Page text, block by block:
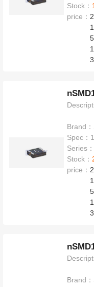
Stock：
price：
Brand：
Spec：
Series
Stock：
price：
Brand：